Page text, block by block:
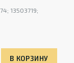
13503719;
В КОРЗИНУ